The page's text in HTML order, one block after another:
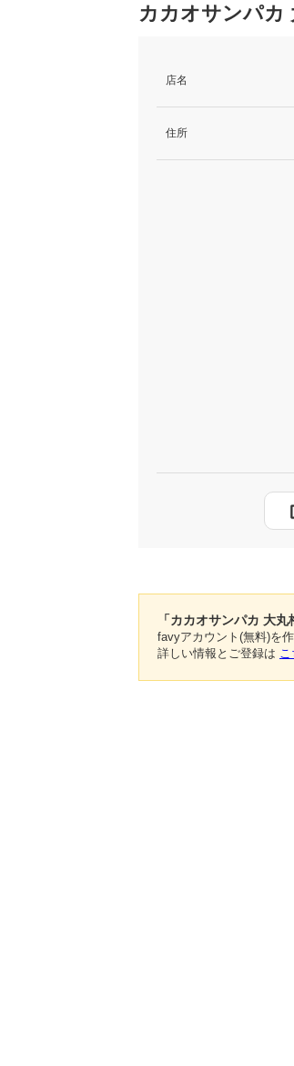
カカオサンパカ
店名
住所
「カカオサンパカ 大
favyアカウント(無料)を
詳しい情報とご登録は